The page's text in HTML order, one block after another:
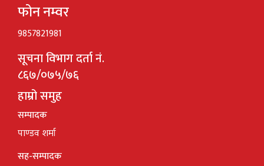
फोन नम्वर
9857821981
सूचना विभाग दर्ता नं.
८६७/०७५/७६
हाम्रो समुह
सम्पादक
पाण्डव शर्मा
सह-सम्पादक